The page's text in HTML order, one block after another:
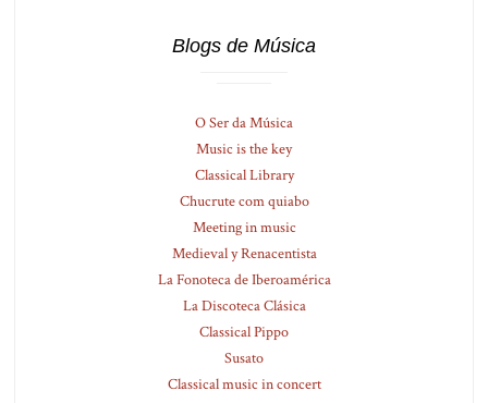
Blogs de Música
O Ser da Música
Music is the key
Classical Library
Chucrute com quiabo
Meeting in music
Medieval y Renacentista
La Fonoteca de Iberoamérica
La Discoteca Clásica
Classical Pippo
Susato
Classical music in concert